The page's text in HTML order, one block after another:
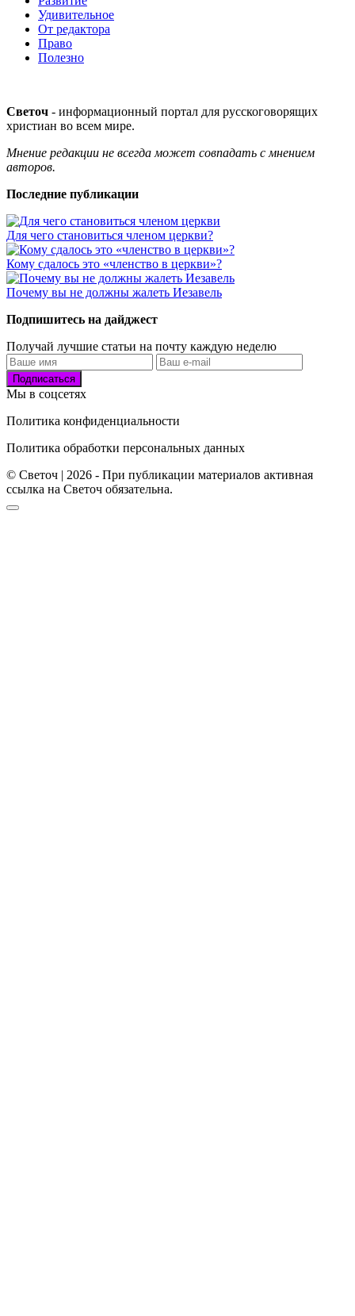
Удивительное
От редактора
Право
Полезно
Светоч - информационный портал для русскоговорящих
христиан во всем мире.
Мнение редакции не всегда может совпадать с мнением
авторов.
Последние публикации
Для чего становиться членом церкви?
Кому сдалось это «членство в церкви»?
Почему вы не должны жалеть Иезавель
Подпишитесь на дайджест
Получай лучшие статьи на почту каждую неделю
Подписаться
Мы в соцсетях
Политика конфиденциальности
Политика обработки персональных данных
© Светоч | 2026 - При публикации материалов активная
ссылка на Светоч обязательна.